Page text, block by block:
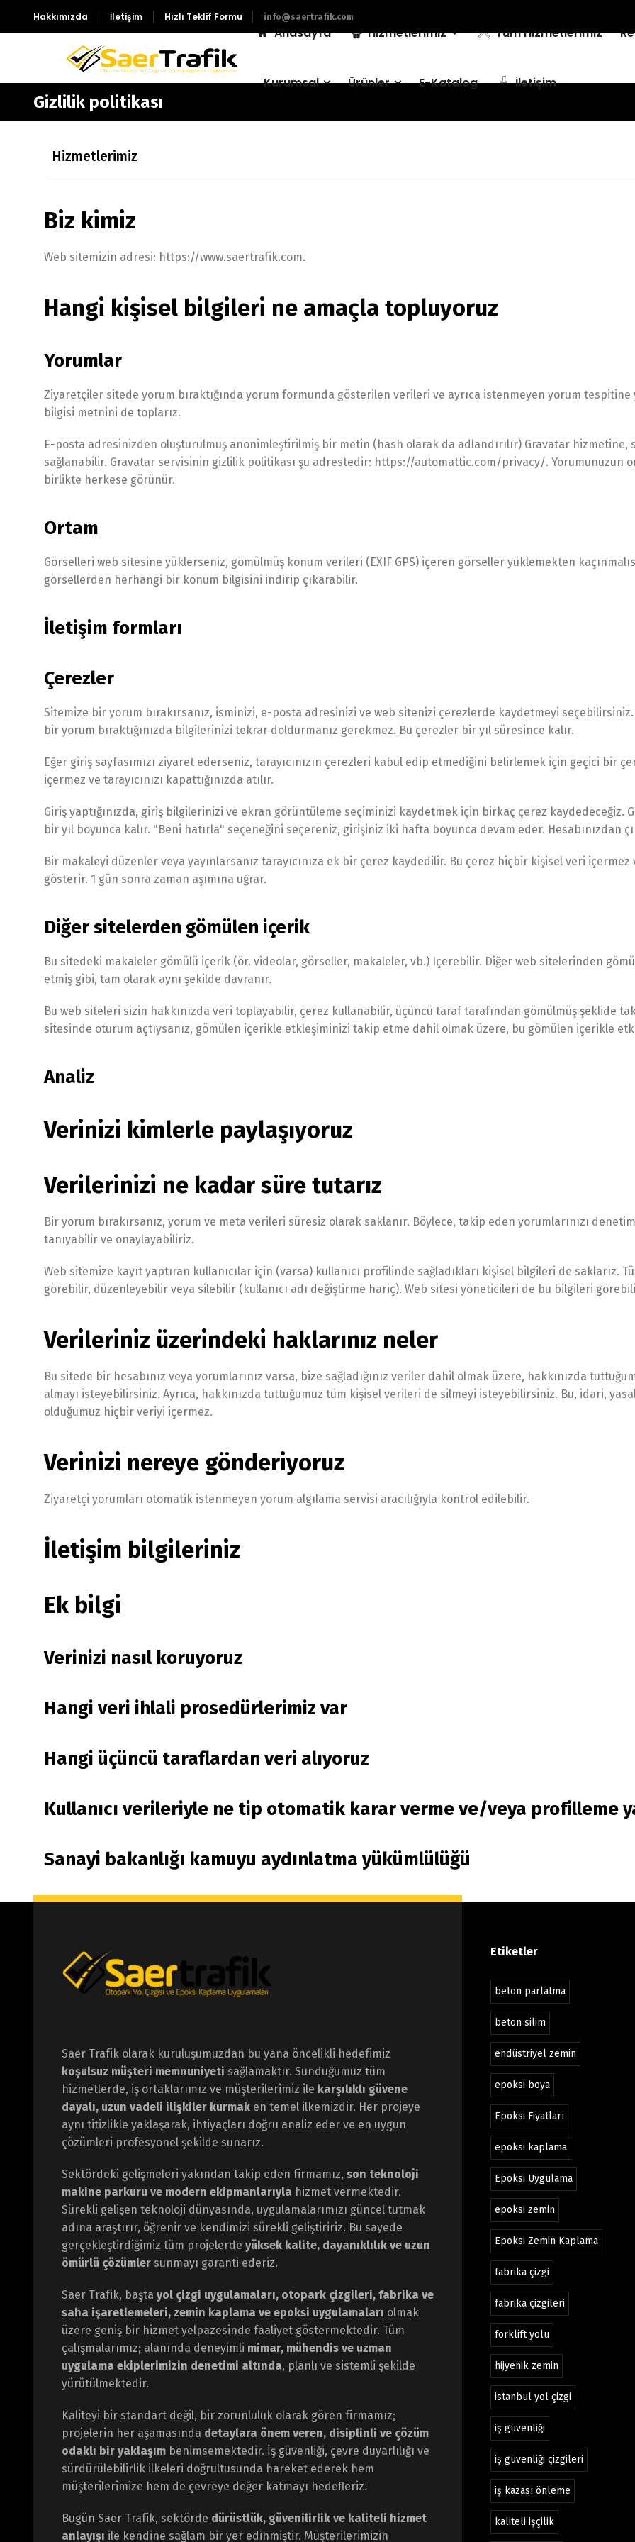
Hakkımızda İletişim Hızlı Teklif Formu info@saertrafik.com
Anasayfa Hizmetlerimiz Tüm Hizmetlerimiz
Kurumsal Ürünler E-Katalog İletişim
Gizlilik politikası
Hizmetlerimiz
Biz kimiz
Web sitemizin adresi: https://www.saertrafik.com.
Hangi kişisel bilgileri ne amaçla topluyoruz
Yorumlar
Ziyaretçiler sitede yorum bıraktığında yorum formunda gösterilen verileri ve ayrıca istenmeyen yorum tespitine
bilgisi metnini de toplarız.
E-posta adresinizden oluşturulmuş anonimleştirilmiş bir metin (hash olarak da adlandırılır) Gravatar hizmetine,
sağlanabilir. Gravatar servisinin gizlilik politikası şu adrestedir: https://automattic.com/privacy/. Yorumunuzun
birlikte herkese görünür.
Ortam
Görselleri web sitesine yüklerseniz, gömülmüş konum verileri (EXIF GPS) içeren görseller yüklemekten
görsellerden herhangi bir konum bilgisini indirip çıkarabilir.
İletişim formları
Çerezler
Sitemize bir yorum bırakırsanız, isminizi, e-posta adresinizi ve web sitenizi çerezlerde kaydetmeyi
bir yorum bıraktığınızda bilgilerinizi tekrar doldurmanız gerekmez. Bu çerezler bir yıl süresince kalır.
Eğer giriş sayfasımızı ziyaret ederseniz, tarayıcınızın çerezleri kabul edip etmediğini belirlemek için geçici bir
içermez ve tarayıcınızı kapattığınızda atılır.
Giriş yaptığınızda, giriş bilgilerinizi ve ekran görüntüleme seçiminizi kaydetmek için birkaç çerez
bir yıl boyunca kalır. "Beni hatırla" seçeneğini seçereniz, girişiniz iki hafta boyunca devam eder. Hesabınızdan
Bir makaleyi düzenler veya yayınlarsanız tarayıcınıza ek bir çerez kaydedilir. Bu çerez hiçbir kişisel veri
gösterir. 1 gün sonra zaman aşımına uğrar.
Diğer sitelerden gömülen içerik
Bu sitedeki makaleler gömülü içerik (ör. videolar, görseller, makaleler, vb.) Içerebilir. Diğer web sitelerinden
etmiş gibi, tam olarak aynı şekilde davranır.
Bu web siteleri sizin hakkınızda veri toplayabilir, çerez kullanabilir, üçüncü taraf tarafından gömülmüş şeklide
sitesinde oturum açtıysanız, gömülen içerikle etkleşiminizi takip etme dahil olmak üzere, bu gömülen içerikle
Analiz
Verinizi kimlerle paylaşıyoruz
Verilerinizi ne kadar süre tutarız
Bir yorum bırakırsanız, yorum ve meta verileri süresiz olarak saklanır. Böylece, takip eden yorumlarınızı
tanıyabilir ve onaylayabiliriz.
Web sitemize kayıt yaptıran kullanıcılar için (varsa) kullanıcı profilinde sağladıkları kişisel bilgileri de saklarız.
görebilir, düzenleyebilir veya silebilir (kullanıcı adı değiştirme hariç). Web sitesi yöneticileri de bu bilgileri
Verileriniz üzerindeki haklarınız neler
Bu sitede bir hesabınız veya yorumlarınız varsa, bize sağladığınız veriler dahil olmak üzere, hakkınızda
almayı isteyebilirsiniz. Ayrıca, hakkınızda tuttuğumuz tüm kişisel verileri de silmeyi isteyebilirsiniz. Bu, idari,
olduğumuz hiçbir veriyi içermez.
Verinizi nereye gönderiyoruz
Ziyaretçi yorumları otomatik istenmeyen yorum algılama servisi aracılığıyla kontrol edilebilir.
İletişim bilgileriniz
Ek bilgi
Verinizi nasıl koruyoruz
Hangi veri ihlali prosedürlerimiz var
Hangi üçüncü taraflardan veri alıyoruz
Kullanıcı verileriyle ne tip otomatik karar verme ve/veya profilleme
Sanayi bakanlığı kamuyu aydınlatma yükümlülüğü
Saer Trafik olarak kuruluşumuzdan bu yana öncelikli hedefimiz
koşulsuz müşteri memnuniyeti sağlamaktır. Sunduğumuz tüm
hizmetlerde, iş ortaklarımız ve müşterilerimiz ile karşılıklı güvene
dayalı, uzun vadeli ilişkiler kurmaken temel ilkemizdir. Her projeye
aynı titizlikle yaklaşarak, ihtiyaçları doğru analiz eder ve en uygun
çözümleri profesyonel şekilde sunarız.
Sektördeki gelişmeleri yakından takip eden firmamız, son teknoloji
makine parkuru ve modern ekipmanlarıyla hizmet vermektedir.
Sürekli gelişen teknoloji dünyasında, uygulamalarımızı güncel tutmak
adına araştırır, öğrenir ve kendimizi sürekli geliştiririz. Bu sayede
gerçekleştirdiğimiz tüm projelerde yüksek kalite, dayanıklılık ve uzun
ömürlü çözümlersunmayı garanti ederiz.
Saer Trafik, başta yol çizgi uygulamaları, otopark çizgileri, fabrika ve
saha işaretlemeleri, zemin kaplama ve epoksi uygulamaları olmak
üzere geniş bir hizmet yelpazesinde faaliyet göstermektedir. Tüm
çalışmalarımız; alanında deneyimli mimar, mühendis ve uzman
uygulama ekiplerimizin denetimi altında, planlı ve sistemli şekilde
yürütülmektedir.
Kaliteyi bir standart değil, bir zorunluluk olarak gören firmamız;
projelerin her aşamasında detaylara önem veren, disiplinli ve çözüm
odaklı bir yaklaşımbenimsemektedir. İş güvenliği, çevre duyarlılığı ve
sürdürülebilirlik ilkeleri doğrultusunda hareket ederek hem
müşterilerimize hem de çevreye değer katmayı hedefleriz.
Bugün Saer Trafik, sektörde dürüstlük, güvenilirlik ve kaliteli hizmet
anlayışı ile kendine sağlam bir yer edinmiştir. Müşterilerimizin
Etiketler
beton parlatma
beton silim
endüstriyel zemin
epoksi boya
Epoksi Fiyatları
epoksi kaplama
Epoksi Uygulama
epoksi zemin
Epoksi Zemin Kaplama
fabrika çizgi
fabrika çizgileri
forklift yolu
hijyenik zemin
istanbul yol çizgi
iş güvenliği
iş güvenliği çizgileri
iş kazası önleme
kaliteli işçilik